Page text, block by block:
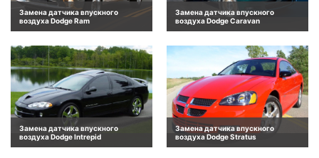
Замена датчика впускного
воздуха Dodge Ram
Замена датчика впускного
воздуха Dodge Caravan
Замена датчика впускного
воздуха Dodge Intrepid
Замена датчика впускного
воздуха Dodge Stratus